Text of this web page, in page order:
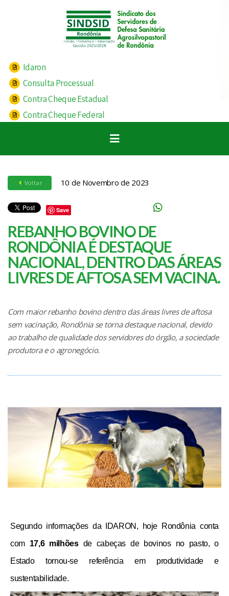
Idaron
Consulta Processual
Contra Cheque Estadual
Contra Cheque Federal
Voltar 10 de Novembro de 2023
Save
REBANHO BOVINO DE
RONDÔNIA É DESTAQUE
NACIONAL, DENTRO DAS ÁREAS
LIVRES DE AFTOSA SEM VACINA.
Com maior rebanho bovino dentro das áreas livres de aftosa
sem vacinação, Rondônia se torna destaque nacional, devido
ao trabalho de qualidade dos servidores do órgão, a sociedade
produtora e o agronegócio.
Segundo informações da IDARON, hoje Rondônia conta
com 17,6 milhõesde cabeças de bovinos no pasto, o
Estado tornou-se referência em produtividade e
sustentabilidade.